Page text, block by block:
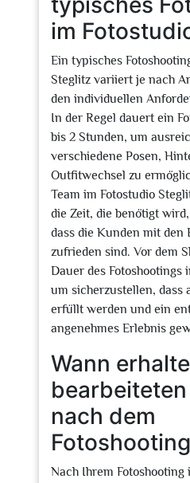
im
Ein typisches
Steglitz variiert je nach
den individuellen
In der Regel dauert ein
bis 2 Stunden, um
verschiedene Posen,
Outfitwechsel zu
Team im Fotostudio
die Zeit, die benötigt
dass die Kunden mit den
zufrieden sind. Vor dem
Dauer des Fotoshootings
um sicherzustellen, dass
erfüllt werden und ein
angenehmes Erlebnis
Wann
nach dem
Nach Ihrem Fotoshooting